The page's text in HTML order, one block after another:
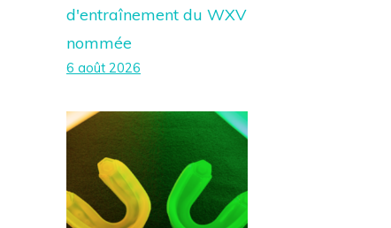
d'entraînement du WXV
nommée
6 août 2026